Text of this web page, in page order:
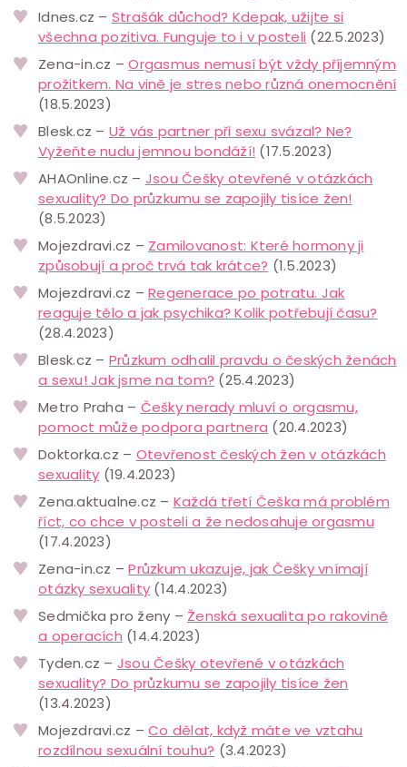
Idnes.cz – Strašák důchod? Kdepak, užijte si
všechna pozitiva. Funguje to i v posteli (22.5.2023)
Zena-in.cz –Orgasmus nemusí být vždy příjemným
prožitkem. Na vině je stres nebo různá onemocnění
(18.5.2023)
Blesk.cz – Už vás partner při sexu svázal? Ne?
Vyžeňte nudu jemnou bondáží! (17.5.2023)
AHAOnline.cz – Jsou Češky otevřené v otázkách
sexuality? Do průzkumu se zapojily tisíce žen!
(8.5.2023)
Mojezdravi.cz – Zamilovanost: Které hormony ji
způsobují a proč trvá tak krátce? (1.5.2023)
Mojezdravi.cz – Regenerace po potratu. Jak
reaguje tělo a jak psychika? Kolik potřebují času?
(28.4.2023)
Blesk.cz – Průzkum odhalil pravdu o českých ženách
a sexu! Jak jsme na tom? (25.4.2023)
Metro Praha – Češky nerady mluví o orgasmu,
pomoct může podpora partnera (20.4.2023)
Doktorka.cz – Otevřenost českých žen v otázkách
sexuality (19.4.2023)
Zena.aktualne.cz – Každá třetí Češka má problém
říct, co chce v posteli a že nedosahuje orgasmu
(17.4.2023)
Zena-in.cz –Průzkum ukazuje, jak Češky vnímají
otázky sexuality (14.4.2023)
Sedmička pro ženy – Ženská sexualita po rakovině
a operacích (14.4.2023)
Tyden.cz – Jsou Češky otevřené v otázkách
sexuality? Do průzkumu se zapojily tisíce žen
(13.4.2023)
Mojezdravi.cz – Co dělat, když máte ve vztahu
rozdílnou sexuální touhu? (3.4.2023)